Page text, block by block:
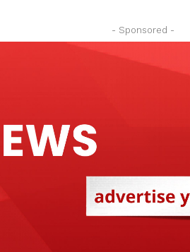
- Sponsored -